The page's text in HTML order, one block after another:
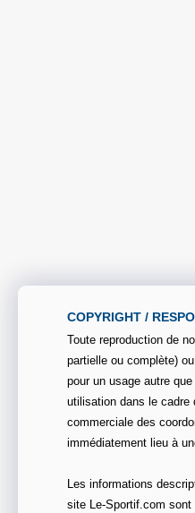
COPYRIGHT /
Toute reproduction de
partielle ou complète)
pour un usage autre
utilisation dans le cadre
commerciale des
immédiatement lieu à
Les informations
site Le-Sportif.com